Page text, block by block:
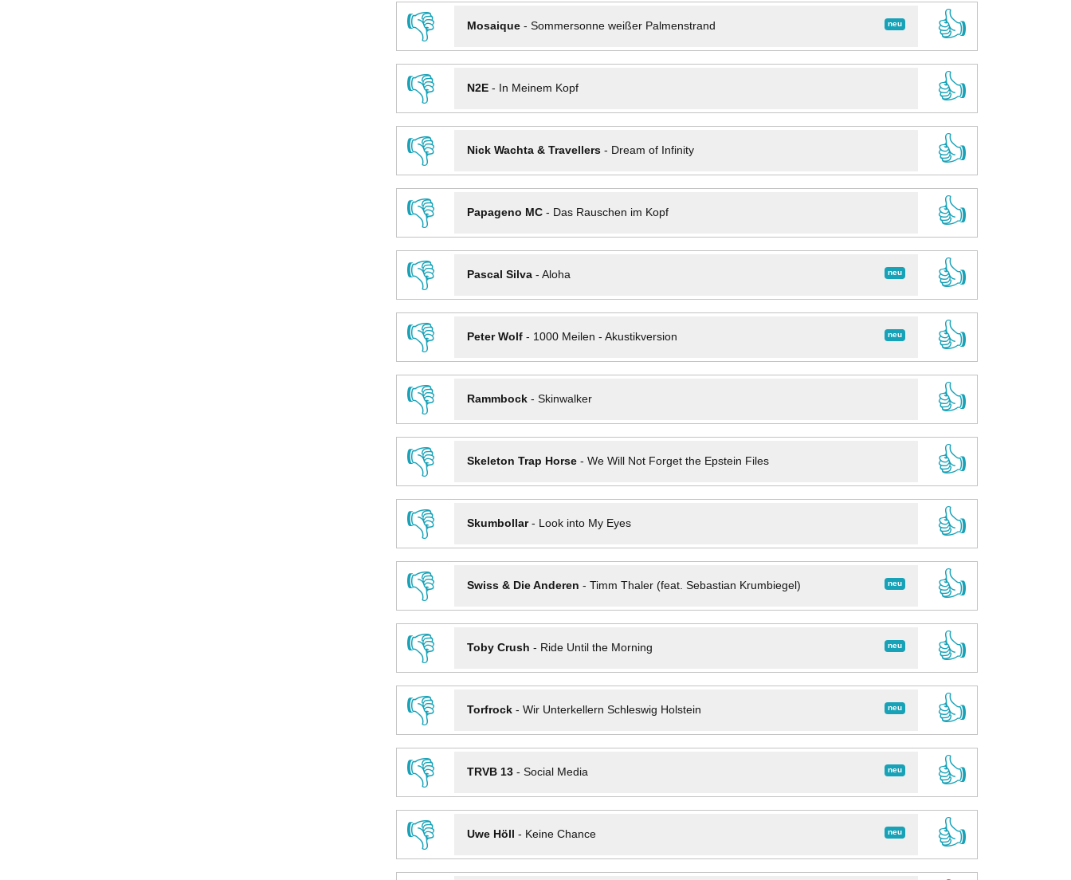
👎
neu
Mosaique- Sommersonne weißer Palmenstrand
👍
👎
N2E- In Meinem Kopf
👍
👎
Nick Wachta & Travellers- Dream of Infinity
👍
👎
Papageno MC- Das Rauschen im Kopf
👍
👎
neu
Pascal Silva- Aloha
👍
👎
neu
Peter Wolf- 1000 Meilen - Akustikversion
👍
👎
Rammbock- Skinwalker
👍
👎
Skeleton Trap Horse- We Will Not Forget the Epstein Files
👍
👎
Skumbollar- Look into My Eyes
👍
👎
neu
Swiss & Die Anderen - Timm Thaler (feat. Sebastian Krumbiegel)
👍
👎
neu
Toby Crush - Ride Until the Morning
👍
👎
neu
Torfrock- Wir Unterkellern Schleswig Holstein
👍
👎
neu
TRVB 13- Social Media
👍
👎
neu
Uwe Höll - Keine Chance
👍